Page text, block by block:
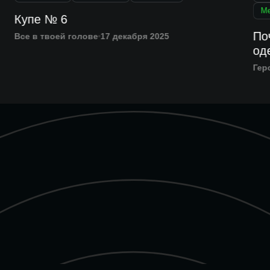
Купе № 6
Все в твоей голове 17 декабря 2025